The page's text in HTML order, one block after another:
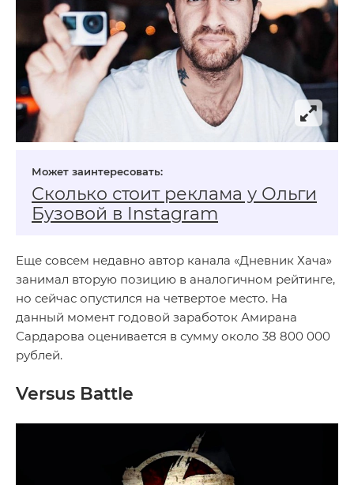
Сколько стоит реклама у Ольги
Бузовой в Instagram
Еще совсем недавно автор канала «Дневник Хача»
занимал вторую позицию в аналогичном рейтинге,
но сейчас опустился на четвертое место. На
данный момент годовой заработок Амирана
Сардарова оценивается в сумму около 38 800 000
рублей.
Versus Battle